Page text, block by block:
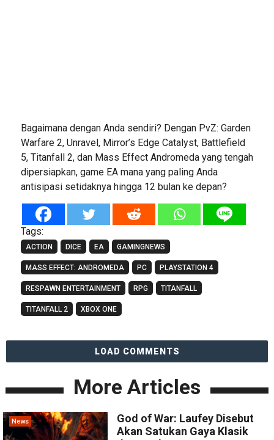
Bagaimana dengan Anda sendiri? Dengan PvZ: Garden
Warfare 2, Unravel, Mirror’s Edge Catalyst, Battlefield
5, Titanfall 2, dan Mass Effect Andromeda yang tengah
dipersiapkan, game EA mana yang paling Anda
antisipasi setidaknya hingga 12 bulan ke depan?
Tags:
ACTION DICE EA GAMINGNEWS
MASS EFFECT: ANDROMEDA PC PLAYSTATION 4
RESPAWN ENTERTAINMENT RPG TITANFALL
TITANFALL 2 XBOX ONE
LOAD COMMENTS
More Articles
News
God of War: Laufey Disebut
Akan Satukan Gaya Klasik